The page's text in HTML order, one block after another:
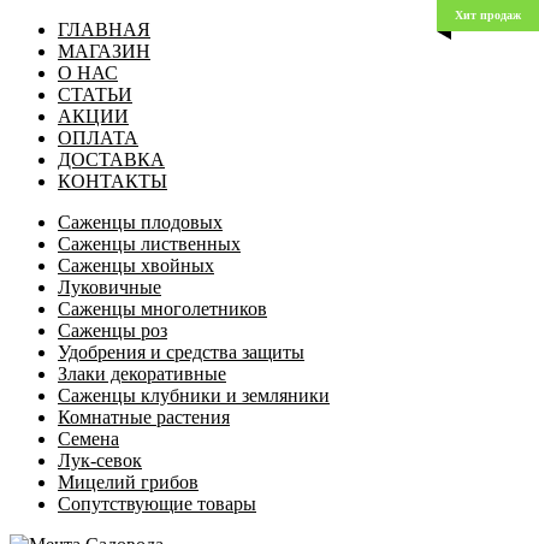
ГЛАВНАЯ
МАГАЗИН
О НАС
СТАТЬИ
АКЦИИ
ОПЛАТА
ДОСТАВКА
КОНТАКТЫ
Саженцы плодовых
Саженцы лиственных
Саженцы хвойных
Луковичные
Саженцы многолетников
Саженцы роз
Удобрения и средства защиты
Злаки декоративные
Саженцы клубники и земляники
Комнатные растения
Семена
Лук-севок
Мицелий грибов
Сопутствующие товары
Хит продаж